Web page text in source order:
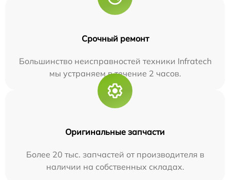
Срочный ремонт
Большинство неисправностей техники Infratech
мы устраняем в течение 2 часов.
Оригинальные запчасти
Более 20 тыс. запчастей от производителя в
наличии на собственных складах.